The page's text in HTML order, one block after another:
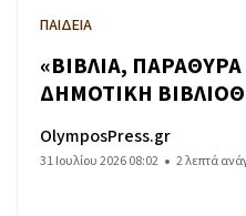
ΠΑΙΔΕΙΑ
«ΒΙΒΛΙΑ,
ΔΗΜΟΤΙΚΗ
OlymposPress.gr
31 Ιουλίου 2026 08:02 2 λεπτά